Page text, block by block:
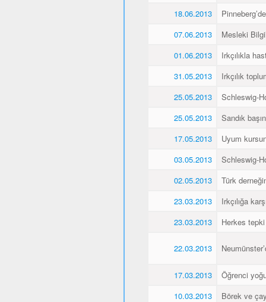
18.06.2013
07.06.2013
Mesleki
01.06.2013
Irkçılıkla
31.05.2013
Irkçılık
25.05.2013
Schleswig-
25.05.2013
Sandık
17.05.2013
Uyum
03.05.2013
Schleswig-
02.05.2013
Türk
23.03.2013
Irkçılığa
23.03.2013
Herkes
22.03.2013
17.03.2013
Öğrenci
10.03.2013
Börek ve